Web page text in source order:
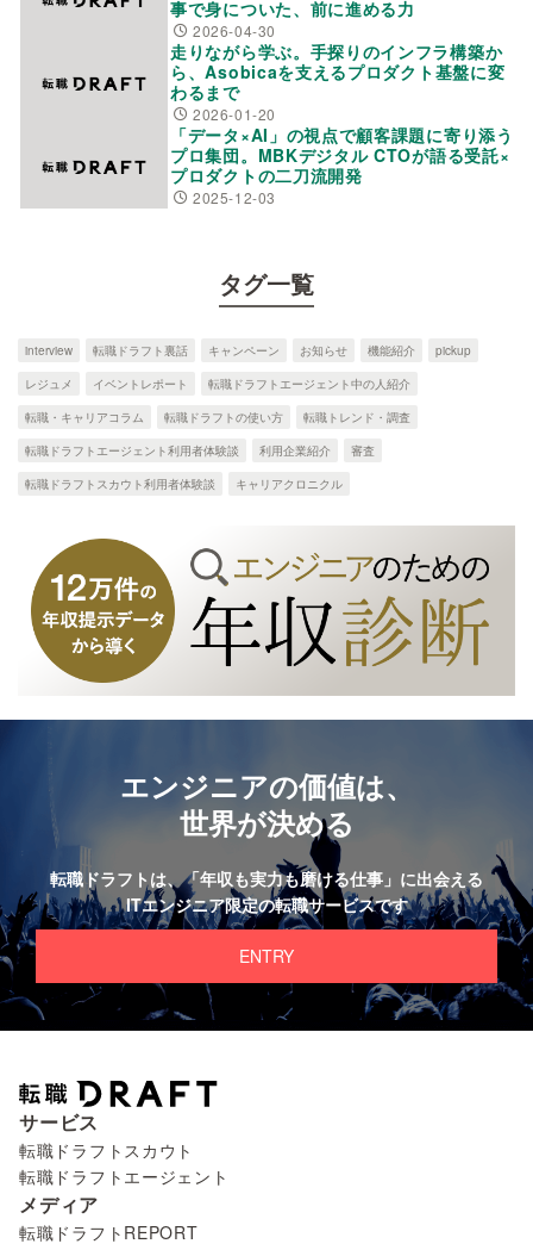
事で身についた、前に進める力
2026-04-30
走りながら学ぶ。手探りのインフラ構築か
ら、Asobicaを支えるプロダクト基盤に変
わるまで
2026-01-20
「データ×AI」の視点で顧客課題に寄り添う
プロ集団。MBKデジタル CTOが語る受託×
プロダクトの二刀流開発
2025-12-03
タグ一覧
interview 転職ドラフト裏話 キャンペーン お知らせ 機能紹介
pickup
レジュメ
イベントレポート
転職ドラフトエージェント中の人紹介
転職・キャリアコラム
転職ドラフトの使い方
転職トレンド・調査
転職ドラフトエージェント利用者体験談
利用企業紹介
審査
転職ドラフトスカウト利用者体験談
キャリアクロニクル
エンジニアの価値は、
世界が決める
転職ドラフトは、「年収も実力も磨ける仕事」に出会える
ITエンジニア限定の転職サービスです
ENTRY
サービス
転職ドラフトスカウト
転職ドラフトエージェント
メディア
転職ドラフトREPORT